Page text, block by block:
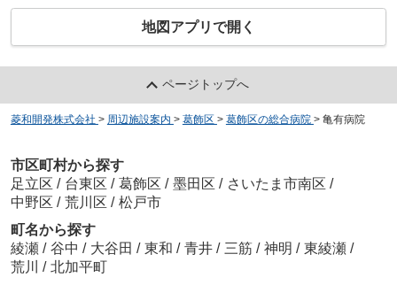
地図アプリで開く
ページトップへ
菱和開発株式会社 > 周辺施設案内 > 葛飾区 > 葛飾区の総合病院 > 亀有病院
市区町村から探す
足立区 / 台東区 / 葛飾区 / 墨田区 / さいたま市南区 /
中野区 / 荒川区 / 松戸市
町名から探す
綾瀬 / 谷中 / 大谷田 / 東和 / 青井 / 三筋 / 神明 / 東綾瀬 /
荒川 / 北加平町